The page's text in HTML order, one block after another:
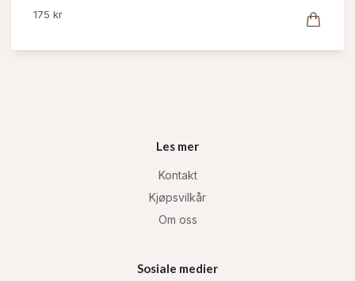
175 kr
Les mer
Kontakt
Kjøpsvilkår
Om oss
Sosiale medier